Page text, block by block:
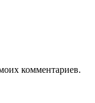
комментариев.